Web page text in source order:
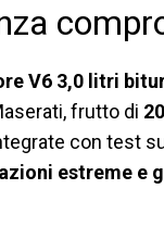
V6 3,0 litri
frutto di
con test
estreme e